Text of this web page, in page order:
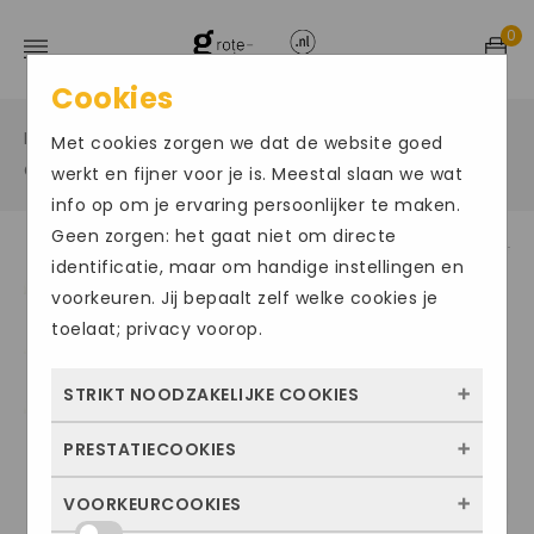
0
Home / Grote maten sportschoenen /
Grote maat zaalschoenen /
Size Chart
Cookies
Met cookies zorgen we dat de website goed
werkt en fijner voor je is. Meestal slaan we wat
info op om je ervaring persoonlijker te maken.
Geen zorgen: het gaat niet om directe
identificatie, maar om handige instellingen en
voorkeuren. Jij bepaalt zelf welke cookies je
toelaat; privacy voorop.
STRIKT NOODZAKELIJKE COOKIES
Deze cookies zorgen ervoor dat de website
kunnen niet worden uitgezet. Meestal
PRESTATIECOOKIES
Met deze cookies zien we hoe vaak onze
VOORKEURCOOKIES